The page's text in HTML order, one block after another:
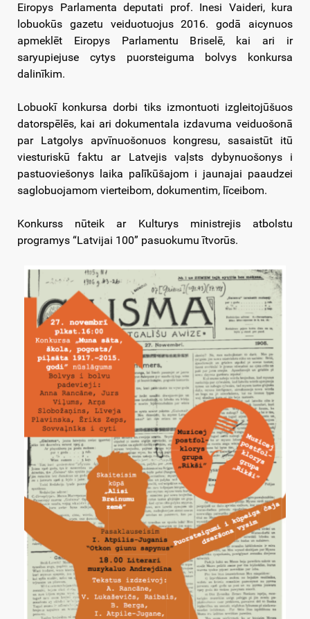
Eiropys Parlamenta deputati prof. Inesi Vaideri, kura
lobuokūs gazetu veiduotuojus 2016. godā aicynuos
apmeklēt Eiropys Parlamentu Briselē, kai ari ir
saryupiejuse cytys puorsteiguma bolvys konkursa
dalinīkim.
Lobuokī konkursa dorbi tiks izmontuoti izgleitojūšuos
datorspēlēs, kai ari dokumentala izdavuma veiduošonā
par Latgolys apvīnuošonuos kongresu, sasaistūt itū
viesturiskū faktu ar Latvejis vaļsts dybynuošonys i
pastuoviešonys laika palīkūšajom i jaunajai paaudzei
saglobuojamom vierteibom, dokumentim, līceibom.
Konkurss nūteik ar Kulturys ministrejis atbolstu
programys “Latvijai 100” pasuokumu ītvorūs.